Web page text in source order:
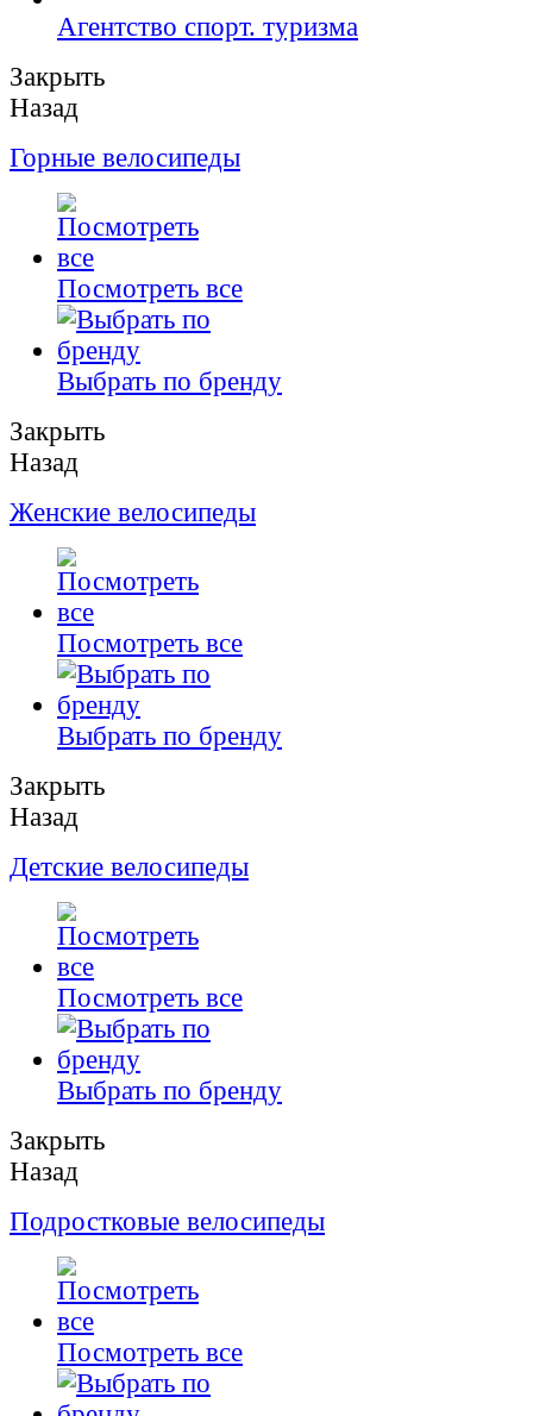
Агентство спорт. туризма
Закрыть
Назад
Горные велосипеды
Посмотреть все
Выбрать по бренду
Закрыть
Назад
Женские велосипеды
Посмотреть все
Выбрать по бренду
Закрыть
Назад
Детские велосипеды
Посмотреть все
Выбрать по бренду
Закрыть
Назад
Подростковые велосипеды
Посмотреть все